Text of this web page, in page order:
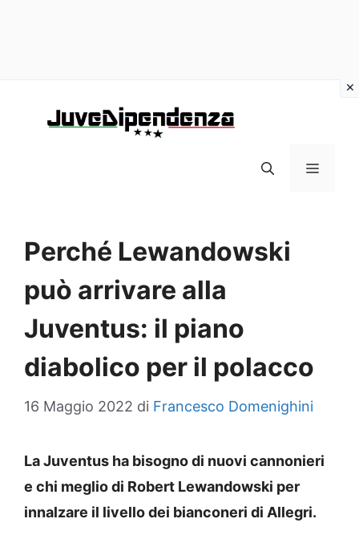
MENU
Perché Lewandowski
può arrivare alla
Juventus: il piano
diabolico per il polacco
16 Maggio 2022 di Francesco Domenighini
La Juventus ha bisogno di nuovi cannonieri
e chi meglio di Robert Lewandowski per
innalzare il livello dei bianconeri di Allegri.